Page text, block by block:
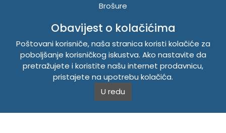
Brošure
INFORMACIJE
Politika o kolačićima
Uslovi korištenja
Politika privatnosti
Obavijest o kolačićima
Poštovani korisniče, naša stranica koristi kolačiće za
poboljšanje korisničkog iskustva. Ako nastavite da
pretražujete i koristite našu internet prodavnicu,
pristajete na upotrebu kolačića.
U redu